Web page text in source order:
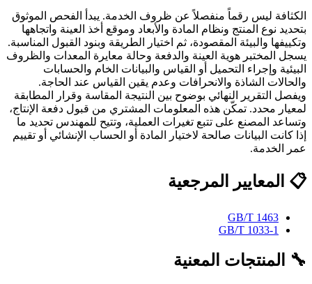
الكثافة ليس رقماً منفصلاً عن ظروف الخدمة. يبدأ الفحص الموثوق
بتحديد نوع المنتج ونظام المادة والأبعاد وموقع أخذ العينة واتجاهها
وتكييفها والبيئة المقصودة، ثم اختيار الطريقة وبنود القبول المناسبة.
يسجل المختبر هوية العينة والدفعة وحالة معايرة المعدات والظروف
البيئية وإجراء التحميل أو القياس والبيانات الخام والحسابات
والحالات الشاذة والانحرافات وعدم يقين القياس عند الحاجة.
ويفصل التقرير النهائي بوضوح بين النتيجة المقاسة وقرار المطابقة
لمعيار محدد. تمكّن هذه المعلومات المشتري من قبول دفعة الإنتاج،
وتساعد المصنع على تتبع تغيرات العملية، وتتيح للمهندس تحديد ما
إذا كانت البيانات صالحة لاختيار المادة أو الحساب الإنشائي أو تقييم
عمر الخدمة.
📋 المعايير المرجعية
GB/T 1463
GB/T 1033-1
🔧 المنتجات المعنية